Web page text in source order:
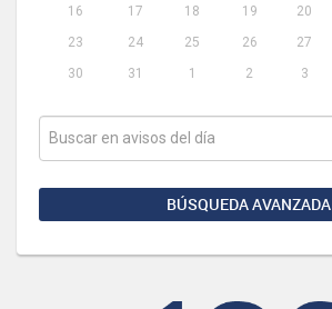
16
17 18 19 20
23
24 25 26 27
30
31 1 2 3
BÚSQUEDA AVANZADA